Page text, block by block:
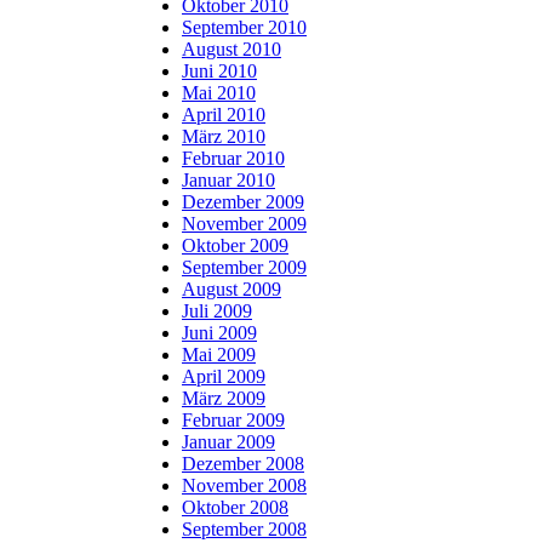
Oktober 2010
September 2010
August 2010
Juni 2010
Mai 2010
April 2010
März 2010
Februar 2010
Januar 2010
Dezember 2009
November 2009
Oktober 2009
September 2009
August 2009
Juli 2009
Juni 2009
Mai 2009
April 2009
März 2009
Februar 2009
Januar 2009
Dezember 2008
November 2008
Oktober 2008
September 2008